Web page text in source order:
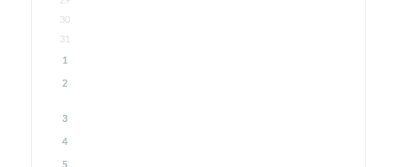
30
31
1
2
3
4
5